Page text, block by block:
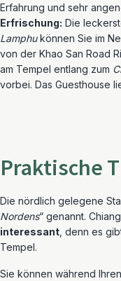
Erfahrung und sehr
Erfrischung: Die
Lamphukönnen Sie im
von der Khao San Road
am Tempel entlang zum
vorbei. Das Guesthouse
Praktische
Die nördlich gelegene
Nordens“ genannt.
interessant , denn es
Tempel.
Sie können während Ihren